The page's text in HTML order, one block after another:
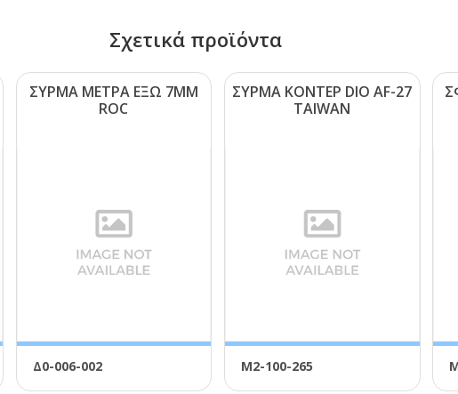
Σχετικά προϊόντα
ΣΥΡΜΑ ΜΕΤΡΑ ΕΞΩ 7ΜΜ
RΟC
Δ0-006-002
ΣΥΡΜΑ ΚΟΝΤΕΡ DΙΟ ΑF-27
ΤΑΙWΑΝ
Μ2-100-265